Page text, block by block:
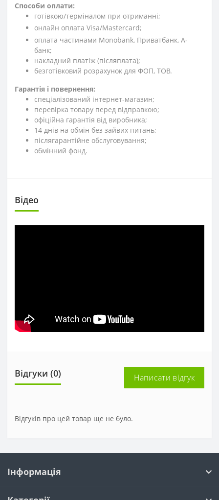
Способи оплати:
готівкою/терміналом при отриманні;
онлайн оплата Visa/Mastercard;
оплата частинами Monobank, Приватбанк, А-
банк;
накладний платіж (післяплата);
безготівковий розрахунок для ФОП, ТОВ.
Гарантія і повернення:
спеціалізований інтернет-магазин;
перевірка товару перед відправкою;
офіційна гарантія від виробника;
14 днів на обмін без зайвих питань;
післягарантійне обслуговування;
обмінний фонд.
Вiдео
Відгуки (0) Написати відгук
Відгуків про цей товар ще не було.
Інформація